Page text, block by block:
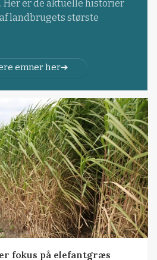
er de aktuelle historier
landbrugets største
emner her
fokus på elefantgræs